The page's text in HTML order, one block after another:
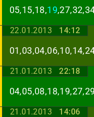
05,15,18,19
22.01.2013 14:12
21.01.2013 22:18
21.01.2013 14:06